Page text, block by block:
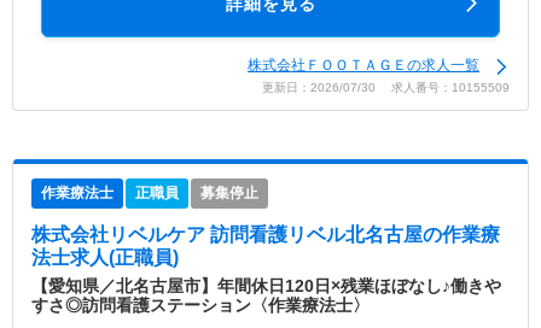
詳細を見る
株式会社ＦＯＯＴＡＧＥの求人一覧
更新日：2026/07/30 求人番号：10155509
作業療法士 正職員 募集停止
株式会社リベルケア 訪問看護リベル北名古屋の作業療
法士求人(正職員)
【愛知県／北名古屋市】年間休日120日×残業ほぼなし♪働きや
すさ◎訪問看護ステーション〈作業療法士〉